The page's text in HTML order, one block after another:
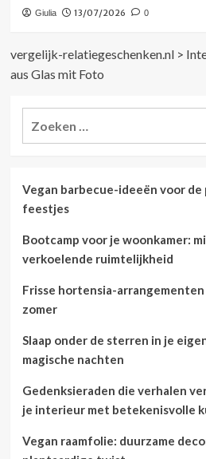
Giulia 13/07/2026 0
vergelijk-relatiegeschenken.nl>
aus Glas mit Foto
Vegan barbecue-ideeën voor
feestjes
Bootcamp voor je woonkamer:
verkoelende ruimtelijkheid
Frisse hortensia-
zomer
Slaap onder de sterren in je
magische nachten
Gedenksieraden die verhalen
je interieur met betekenisvolle
Vegan raamfolie: duurzame